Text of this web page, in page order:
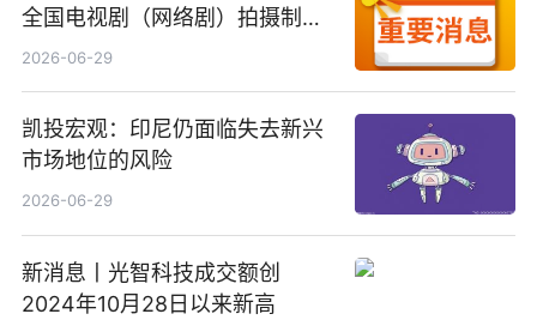
全国电视剧（网络剧）拍摄制作
备案公示剧目197部
2026-06-29
凯投宏观：印尼仍面临失去新兴
市场地位的风险
2026-06-29
新消息丨光智科技成交额创
2024年10月28日以来新高